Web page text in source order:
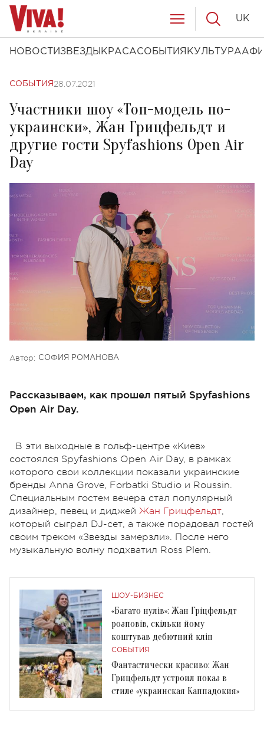
НОВОСТИ ЗВЕЗДЫ КРАСАСОБЫТИЯ КУЛЬТУРА
UK
СОБЫТИЯ 28.07.2021
Участники шоу «Топ-модель по-
украински», Жан Грицфельдт и
другие гости Spyfashions Open Air
Day
Автор: СОФИЯ РОМАНОВА
Рассказываем, как прошел пятый Spyfashions
Open Air Day.
В эти выходные в гольф-центре «Киев»
состоялся Spyfashions Open Air Day, в рамках
которого свои коллекции показали украинские
бренды Anna Grove, Forbatki Studio и Roussin.
Специальным гостем вечера стал популярный
дизайнер, певец и диджей Жан Грицфельдт,
который сыграл DJ-сет, а также порадовал гостей
своим треком «Звезды замерзли». После него
музыкальную волну подхватил Ross Plem.
ШОУ-БИЗНЕС
«Багато нулів»: Жан Гріцфельдт
розповів, скільки йому
коштував дебютний кліп
СОБЫТИЯ
Фантастически красиво: Жан
Грицфельдт устроил показ в
стиле «украинская Каппадокия»